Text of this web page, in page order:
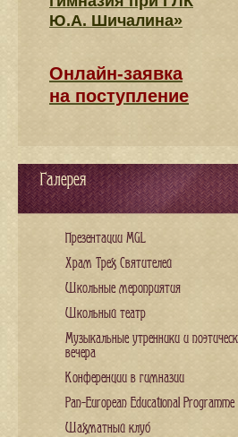
Ю.А. Шичалина»
Онлайн-заявка
на поступление
Галерея
Презентации MGL
Храм Трех Святителей
Школьные мероприятия
Школьный театр
Музыкальные утренники и
вечера
Конференции в гимназии
Pan-European Educational Programme
Шахматный клуб